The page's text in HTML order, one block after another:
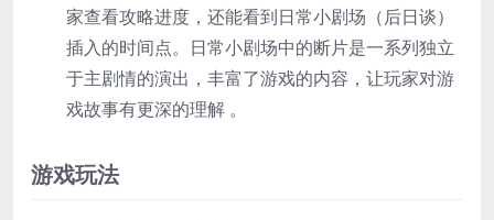
家查看攻略进度，还能看到日常小剧场（后日谈）
插入的时间点。日常小剧场中的断片是一系列独立
于主剧情的演出，丰富了游戏的内容，让玩家对游
戏故事有更深的理解 。
游戏玩法